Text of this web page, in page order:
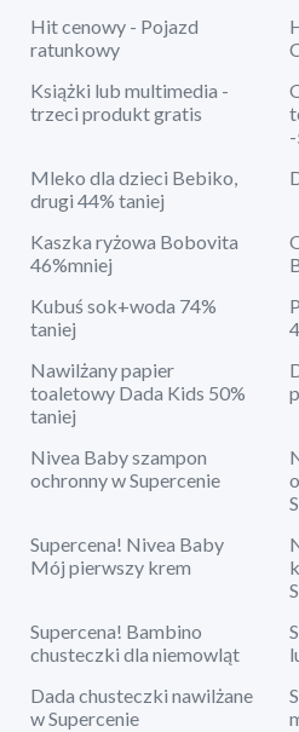
Hit cenowy - Pojazd
ratunkowy
Książki lub multimedia -
trzeci produkt gratis
Mleko dla dzieci Bebiko,
drugi 44% taniej
Kaszka ryżowa Bobovita
46%mniej
Kubuś sok+woda 74%
taniej
Nawilżany papier
toaletowy Dada Kids 50%
taniej
Nivea Baby szampon
ochronny w Supercenie
Supercena! Nivea Baby
Mój pierwszy krem
Supercena! Bambino
chusteczki dla niemowląt
Dada chusteczki nawilżane
w Supercenie